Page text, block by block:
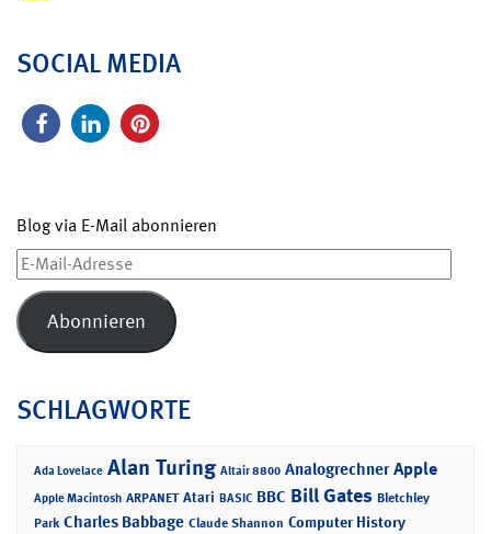
SOCIAL MEDIA
Blog via E-Mail abonnieren
E-
Mail-
Adresse
Abonnieren
SCHLAGWORTE
Ada Lovelace Alan Turing Altair 8800 Analogrechner Apple
Apple Macintosh ARPANET Atari BASIC BBC Bill Gates Bletchley
Park Charles Babbage Claude Shannon Computer History